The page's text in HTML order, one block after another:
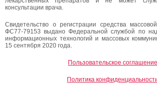
консультации врача.
Свидетельство о регистрации средства
ФС77-79153 выдано Федеральной службой по
информационных технологий и массовых
15 сентября 2020 года.
Пользовательское соглашение
Политика